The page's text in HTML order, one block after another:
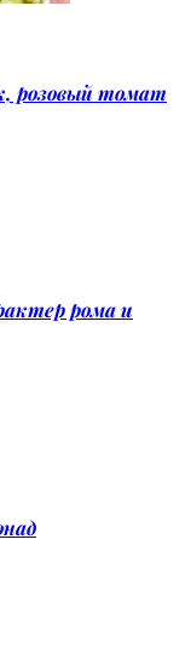
розовый томат
рома и